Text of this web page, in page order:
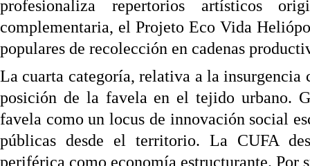
profesionaliza repertorios artísticos
complementaria, el Projeto Eco Vida
populares de recolección en cadenas
La cuarta categoría, relativa a la
posición de la favela en el tejido urbano.
favela como un locus de innovación social
públicas desde el territorio. La CUFA
periférica como economía estructurante.